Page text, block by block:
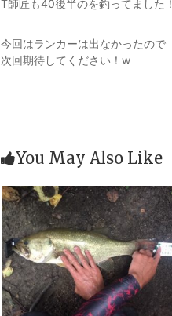
T師匠も40後半のを釣ってました！
今回はランカーは出なかったので
次回期待してください！w
You May Also Like